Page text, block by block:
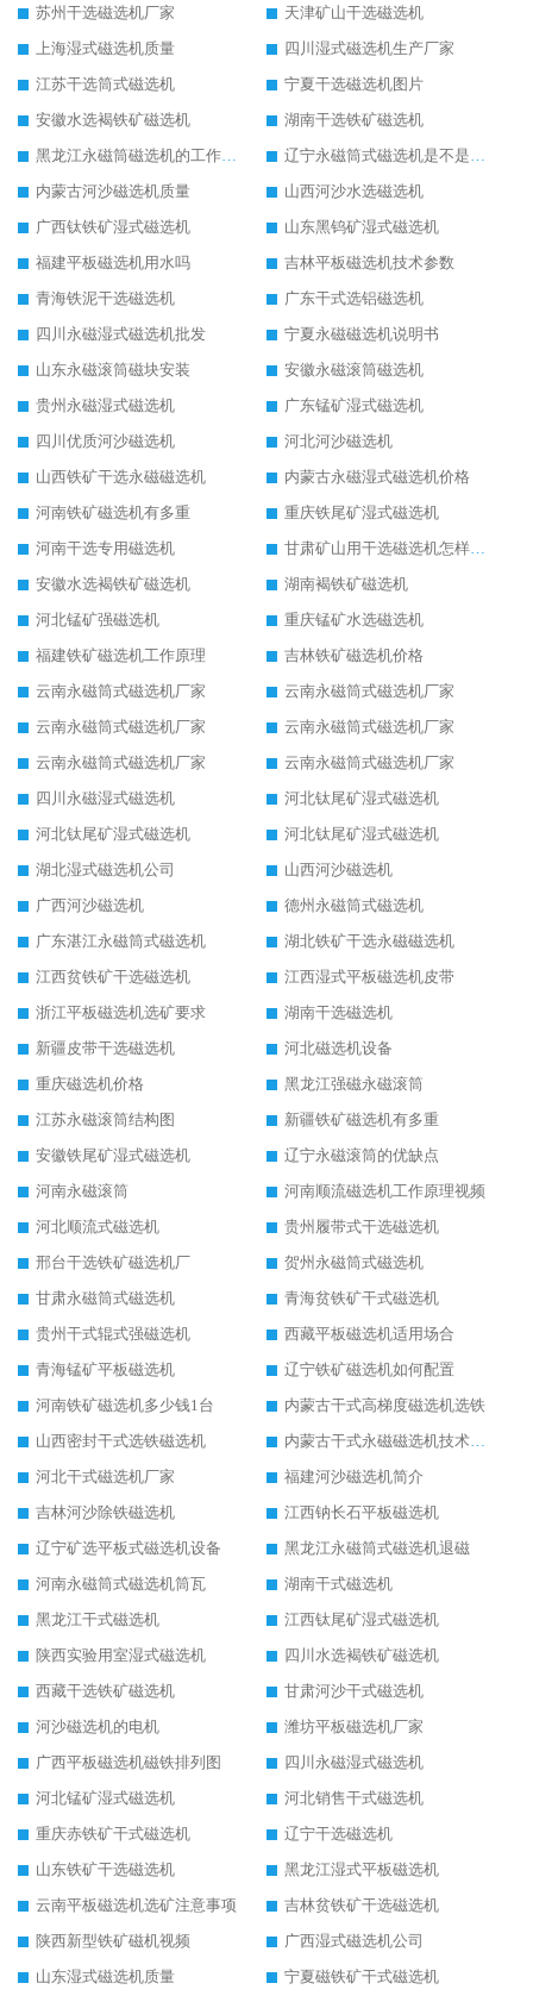
苏州干选磁选机厂家
天津矿山干选磁选机
上海湿式磁选机质量
四川湿式磁选机生产厂家
江苏干选筒式磁选机
宁夏干选磁选机图片
安徽水选褐铁矿磁选机
湖南干选铁矿磁选机
黑龙江永磁筒磁选机的工作原理
辽宁永磁筒式磁选机是不是强磁
内蒙古河沙磁选机质量
山西河沙水选磁选机
广西钛铁矿湿式磁选机
山东黑钨矿湿式磁选机
福建平板磁选机用水吗
吉林平板磁选机技术参数
青海铁泥干选磁选机
广东干式选铝磁选机
四川永磁湿式磁选机批发
宁夏永磁磁选机说明书
山东永磁滚筒磁块安装
安徽永磁滚筒磁选机
贵州永磁湿式磁选机
广东锰矿湿式磁选机
四川优质河沙磁选机
河北河沙磁选机
山西铁矿干选永磁磁选机
内蒙古永磁湿式磁选机价格
河南铁矿磁选机有多重
重庆铁尾矿湿式磁选机
河南干选专用磁选机
甘肃矿山用干选磁选机怎样调磁
安徽水选褐铁矿磁选机
湖南褐铁矿磁选机
河北锰矿强磁选机
重庆锰矿水选磁选机
福建铁矿磁选机工作原理
吉林铁矿磁选机价格
云南永磁筒式磁选机厂家
云南永磁筒式磁选机厂家
云南永磁筒式磁选机厂家
云南永磁筒式磁选机厂家
云南永磁筒式磁选机厂家
云南永磁筒式磁选机厂家
四川永磁湿式磁选机
河北钛尾矿湿式磁选机
河北钛尾矿湿式磁选机
河北钛尾矿湿式磁选机
湖北湿式磁选机公司
山西河沙磁选机
广西河沙磁选机
德州永磁筒式磁选机
广东湛江永磁筒式磁选机
湖北铁矿干选永磁磁选机
江西贫铁矿干选磁选机
江西湿式平板磁选机皮带
浙江平板磁选机选矿要求
湖南干选磁选机
新疆皮带干选磁选机
河北磁选机设备
重庆磁选机价格
黑龙江强磁永磁滚筒
江苏永磁滚筒结构图
新疆铁矿磁选机有多重
安徽铁尾矿湿式磁选机
辽宁永磁滚筒的优缺点
河南永磁滚筒
河南顺流磁选机工作原理视频
河北顺流式磁选机
贵州履带式干选磁选机
邢台干选铁矿磁选机厂
贺州永磁筒式磁选机
甘肃永磁筒式磁选机
青海贫铁矿干式磁选机
贵州干式辊式强磁选机
西藏平板磁选机适用场合
青海锰矿平板磁选机
辽宁铁矿磁选机如何配置
河南铁矿磁选机多少钱1台
内蒙古干式高梯度磁选机选铁
山西密封干式选铁磁选机
内蒙古干式永磁磁选机技术要求
河北干式磁选机厂家
福建河沙磁选机简介
吉林河沙除铁磁选机
江西钠长石平板磁选机
辽宁矿选平板式磁选机设备
黑龙江永磁筒式磁选机退磁
河南永磁筒式磁选机筒瓦
湖南干式磁选机
黑龙江干式磁选机
江西钛尾矿湿式磁选机
陕西实验用室湿式磁选机
四川水选褐铁矿磁选机
西藏干选铁矿磁选机
甘肃河沙干式磁选机
河沙磁选机的电机
潍坊平板磁选机厂家
广西平板磁选机磁铁排列图
四川永磁湿式磁选机
河北锰矿湿式磁选机
河北销售干式磁选机
重庆赤铁矿干式磁选机
辽宁干选磁选机
山东铁矿干选磁选机
黑龙江湿式平板磁选机
云南平板磁选机选矿注意事项
吉林贫铁矿干选磁选机
陕西新型铁矿磁机视频
广西湿式磁选机公司
山东湿式磁选机质量
宁夏磁铁矿干式磁选机